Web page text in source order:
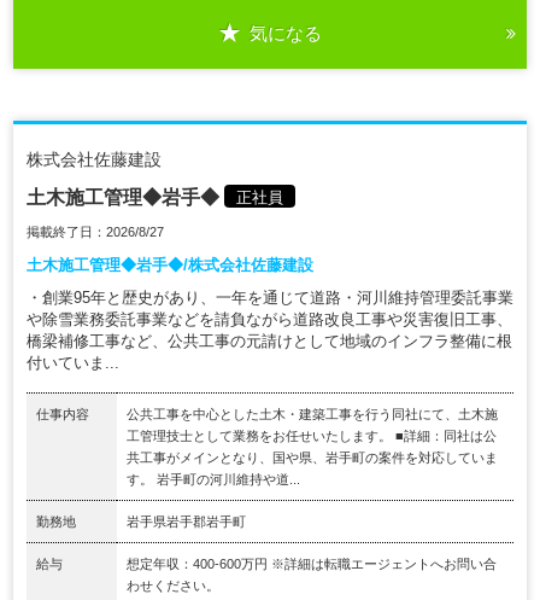
気になる
株式会社佐藤建設
土木施工管理◆岩手◆ 正社員
掲載終了日：2026/8/27
土木施工管理◆岩手◆/株式会社佐藤建設
・創業95年と歴史があり、一年を通じて道路・河川維持管理委託事業
や除雪業務委託事業などを請負ながら道路改良工事や災害復旧工事、
橋梁補修工事など、公共工事の元請けとして地域のインフラ整備に根
付いていま...
仕事内容
公共工事を中心とした土木・建築工事を行う同社にて、土木施
工管理技士として業務をお任せいたします。 ■詳細：同社は公
共工事がメインとなり、国や県、岩手町の案件を対応していま
す。 岩手町の河川維持や道...
勤務地 岩手県岩手郡岩手町
給与
想定年収：400-600万円 ※詳細は転職エージェントへお問い合
わせください。